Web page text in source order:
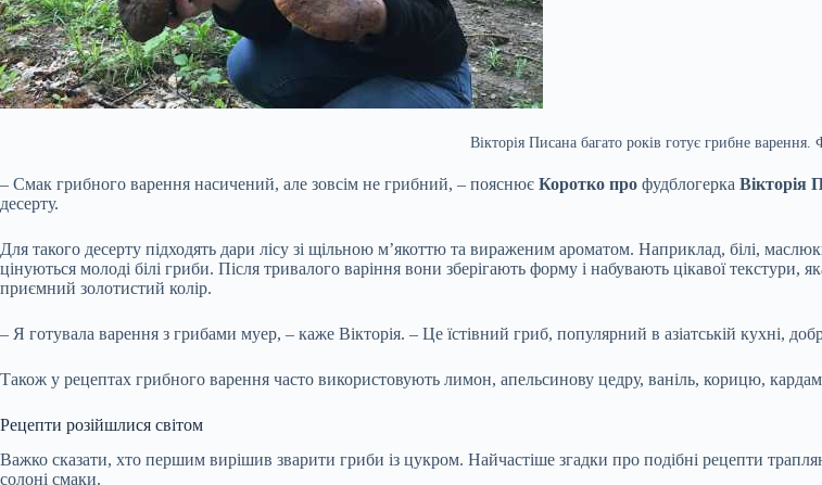
Вікторія Писана багато років готує грибне
– Смак грибного варення насичений, але зовсім не грибний, – пояснює Коротко про фудблогерка Вікторія
десерту.
Для такого десерту підходять дари лісу зі щільною м’якоттю та вираженим ароматом. Наприклад, білі,
цінуються молоді білі гриби. Після тривалого варіння вони зберігають форму і набувають цікавої
приємний золотистий колір.
– Я готувала варення з грибами муер, – каже Вікторія. – Це їстівний гриб, популярний в азіатській кухні,
Також у рецептах грибного варення часто використовують лимон, апельсинову цедру, ваніль, корицю,
Рецепти розійшлися світом
Важко сказати, хто першим вирішив зварити гриби із цукром. Найчастіше згадки про подібні рецепти
солоні смаки.